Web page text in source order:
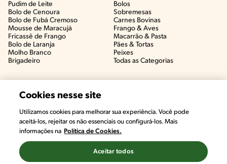
Pudim de Leite
Bolo de Cenoura
Bolo de Fubá Cremoso
Mousse de Maracujá
Fricassê de Frango
Bolo de Laranja
Molho Branco
Brigadeiro
Bolos
Sobremesas
Carnes Bovinas​
Frango & Aves​
Macarrão & Pasta​
Pães & Tortas​
Peixes
Todas as Categorias
Cookies nesse site
Utilizamos cookies para melhorar sua experiência. Você pode
aceitá-los, rejeitar os não essenciais ou configurá-los. Mais
informações na Política de Cookies.
Aceitar todos